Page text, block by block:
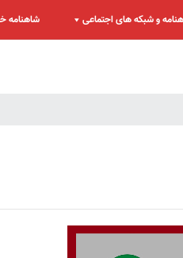
و شبکه های اجتماعی شاهنامه